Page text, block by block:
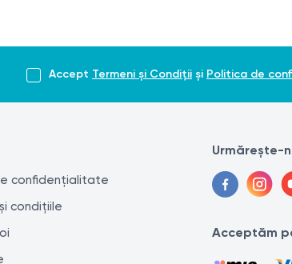
Accept Termeni și Condiții și Politica de
confidențialitate
condițiile
Urmărește-
Acceptăm